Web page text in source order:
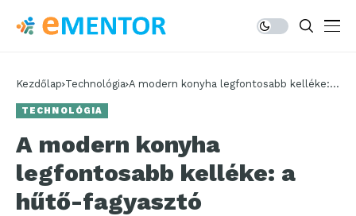
Kezdőlap Technológia A modern konyha legfontosabb kelléke: a
TECHNOLÓGIA
A modern konyha
legfontosabb kelléke: a
hűtő-fagyasztó